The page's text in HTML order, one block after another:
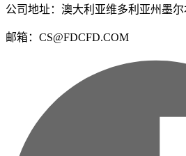
公司地址：澳大利亚维多利亚州墨尔
邮箱：CS@FDCFD.COM